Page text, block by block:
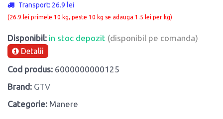
Transport: 26.9 lei
(26.9 lei primele 10 kg, peste 10 kg se adauga 1.5 lei per kg)
Disponibil: in stoc depozit (disponibil pe comanda)
Detalii
Cod produs: 6000000000125
Brand: GTV
Categorie: Manere